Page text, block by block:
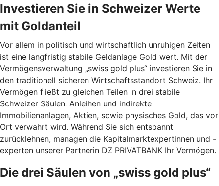
Investieren Sie in Schweizer Werte
mit Goldanteil
Vor allem in politisch und wirtschaftlich unruhigen Zeiten
ist eine langfristig stabile Geldanlage Gold wert. Mit der
Vermögensverwaltung „swiss gold plus“ investieren Sie in
den traditionell sicheren Wirtschaftsstandort Schweiz. Ihr
Vermögen fließt zu gleichen Teilen in drei stabile
Schweizer Säulen: Anleihen und indirekte
Immobilienanlagen, Aktien, sowie physisches Gold, das vor
Ort verwahrt wird. Während Sie sich entspannt
zurücklehnen, managen die Kapitalmarktexpertinnen und -
experten unserer Partnerin DZ PRIVATBANK Ihr Vermögen.
Die drei Säulen von „swiss gold plus“